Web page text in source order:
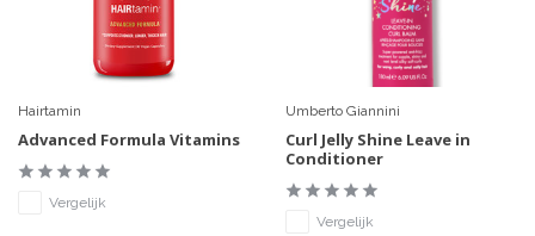
Hairtamin
Advanced Formula Vitamins
Vergelijk
Umberto Giannini
Curl Jelly Shine Leave in
Conditioner
Vergelijk